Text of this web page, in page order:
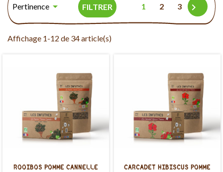
Pertinence  FILTRER 1 2 3 
Affichage 1-12 de 34 article(s)
ROOIBOS POMME CANNELLE CARCADET HIBISCUS POMME